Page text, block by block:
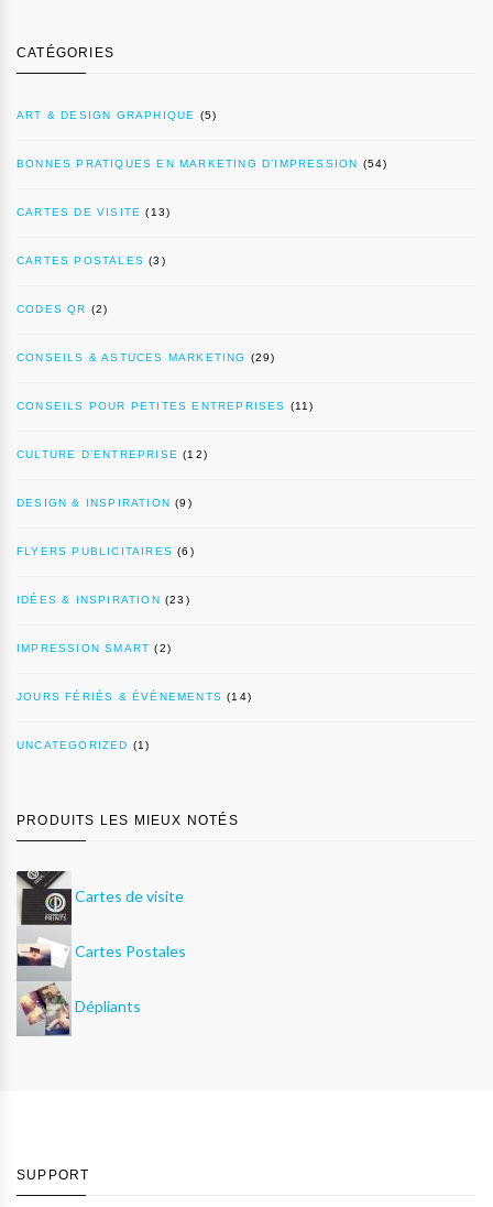
CATÉGORIES
ART & DESIGN GRAPHIQUE (5)
BONNES PRATIQUES EN MARKETING D’IMPRESSION (54)
CARTES DE VISITE (13)
CARTES POSTALES (3)
CODES QR (2)
CONSEILS & ASTUCES MARKETING (29)
CONSEILS POUR PETITES ENTREPRISES (11)
CULTURE D’ENTREPRISE (12)
DESIGN & INSPIRATION (9)
FLYERS PUBLICITAIRES (6)
IDÉES & INSPIRATION (23)
IMPRESSION SMART (2)
JOURS FÉRIÉS & ÉVÉNEMENTS (14)
UNCATEGORIZED (1)
PRODUITS LES MIEUX NOTÉS
Cartes de visite
Cartes Postales
Dépliants
SUPPORT